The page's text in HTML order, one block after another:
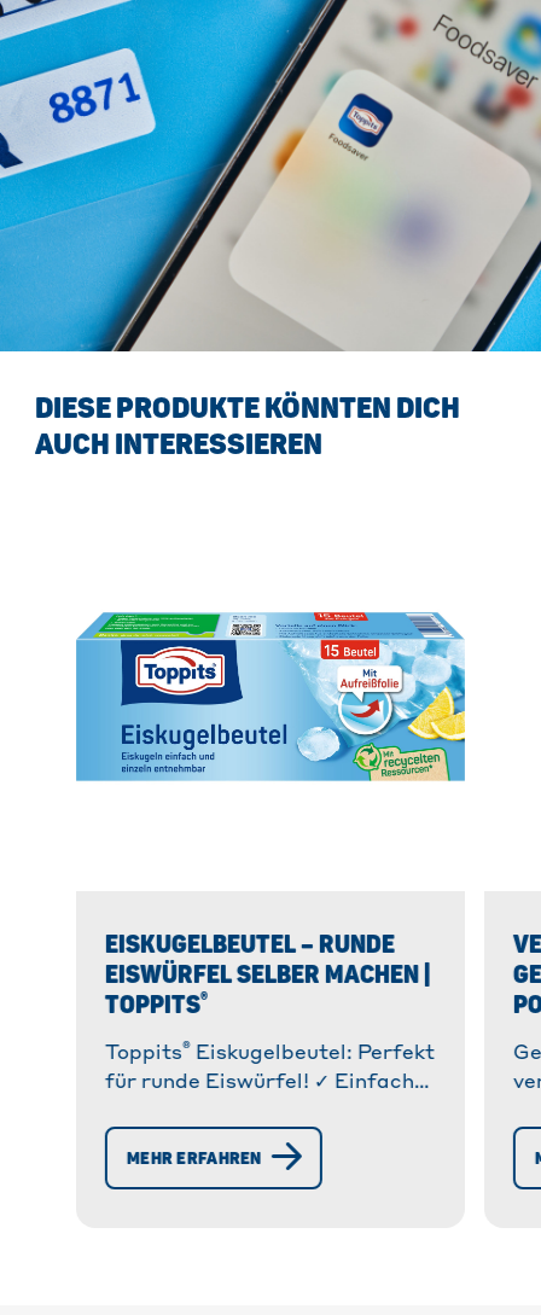
DIESE PRODUKTE KÖNNTEN DICH
AUCH INTERESSIEREN
EISKUGELBEUTEL – RUNDE
EISWÜRFEL SELBER MACHEN |
TOPPITS®
Toppits® Eiskugelbeutel: Perfekt
für runde Eiswürfel! ✓ Einfach
aufbereitete Reststoffe » Jetzt
entdecken!
MEHR ERFAHREN